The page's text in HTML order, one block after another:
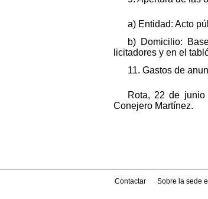
a) Entidad: Acto
b) Domicilio:
licitadores y en el
11. Gastos de
Rota, 22 de
Conejero Martínez.
Contactar Sobre la sede